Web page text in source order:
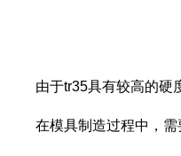
由于tr35具有较高的硬
在模具制造过程中，